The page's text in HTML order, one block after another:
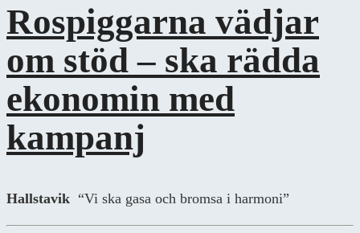
Rospiggarna vädjar
om stöd – ska rädda
ekonomin med
kampanj
Hallstavik “Vi ska gasa och bromsa i harmoni”